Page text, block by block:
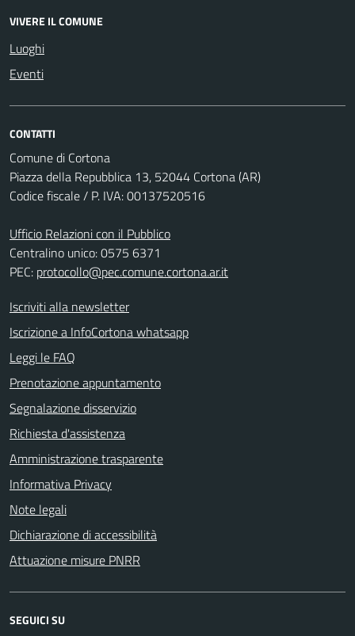
VIVERE IL COMUNE
Luoghi
Eventi
CONTATTI
Comune di Cortona
Piazza della Repubblica 13, 52044 Cortona (AR)
Codice fiscale / P. IVA: 00137520516
Ufficio Relazioni con il Pubblico
Centralino unico: 0575 6371
PEC: protocollo@pec.comune.cortona.ar.it
Iscriviti alla newsletter
Iscrizione a InfoCortona whatsapp
Leggi le FAQ
Prenotazione appuntamento
Segnalazione disservizio
Richiesta d'assistenza
Amministrazione trasparente
Informativa Privacy
Note legali
Dichiarazione di accessibilità
Attuazione misure PNRR
SEGUICI SU